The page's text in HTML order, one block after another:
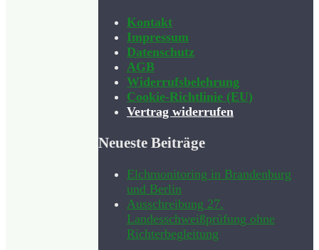
Kontakt
Impressum
Datenschutz
AGB
Widerrufsbelehrung
Cookie-Richtlinie (EU)
Vertrag widerrufen
Neueste Beiträge
Elchmonitoring in Brandenburg
und Berlin
Ausschreibung 27.
Landesschweißprüfung ohne
Richterbegleitung